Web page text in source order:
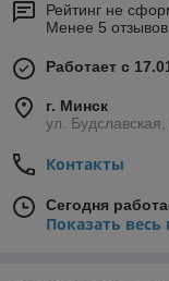
Рейтинг не
Менее 5
Работает с
г. Минск
ул.
Контакты
Сегодня
Показать